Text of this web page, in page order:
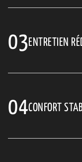
03 ENTRETIEN
04CONFORT